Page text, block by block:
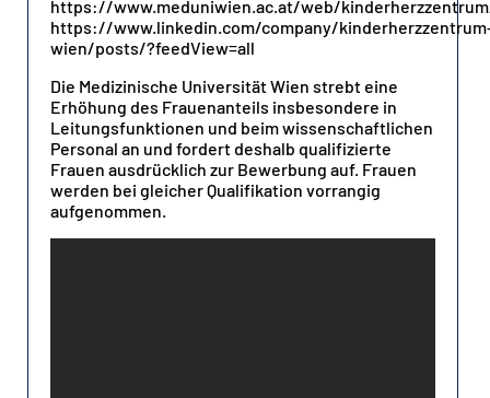
https://www.meduniwien.ac.at/web/
https://www.linkedin.com/company/
wien/posts/?feedView=all
Die Medizinische Universität Wien strebt eine
Erhöhung des Frauenanteils insbesondere in
Leitungsfunktionen und beim wissenschaftlichen
Personal an und fordert deshalb qualifizierte
Frauen ausdrücklich zur Bewerbung auf. Frauen
werden bei gleicher Qualifikation vorrangig
aufgenommen.